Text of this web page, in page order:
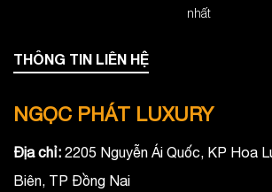
nhất
THÔNG TIN LIÊN HỆ
NGỌC PHÁT LUXURY
Địa chỉ: 2205 Nguyễn Ái Quốc, KP Hoa
Biên, TP Đồng Nai